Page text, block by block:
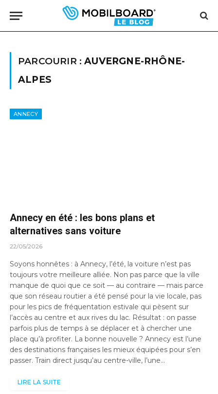
PARCOURIR :AUVERGNE-RHÔNE-
ALPES
ANNECY
Annecy en été : les bons plans et
alternatives sans voiture
22/05/2026
Soyons honnêtes : à Annecy, l’été, la voiture n’est pas
toujours votre meilleure alliée. Non pas parce que la ville
manque de quoi que ce soit — au contraire — mais parce
que son réseau routier a été pensé pour la vie locale, pas
pour les pics de fréquentation estivale qui pèsent sur
l’accès au centre et aux rives du lac. Résultat : on passe
parfois plus de temps à se déplacer et à chercher une
place qu’à profiter. La bonne nouvelle ? Annecy est l’une
des destinations françaises les mieux équipées pour s’en
passer. Train direct jusqu’au centre-ville, l’une…
LIRE LA SUITE